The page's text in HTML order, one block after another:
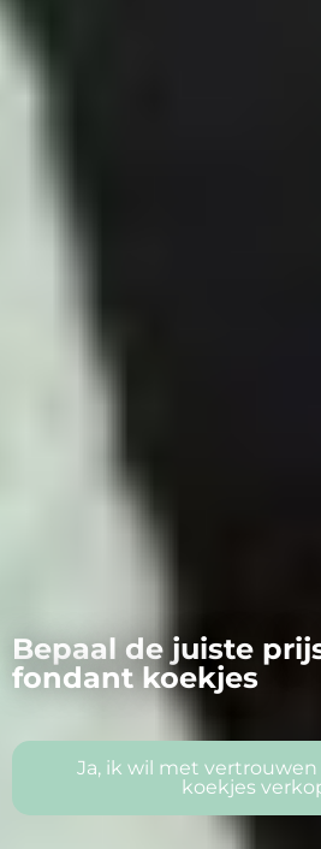
Bepaal de juiste
fondant koekjes
Ja, ik wil met
koekjes